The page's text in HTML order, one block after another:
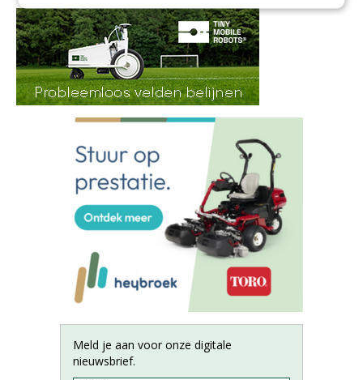
Meld je aan voor onze digitale
nieuwsbrief.